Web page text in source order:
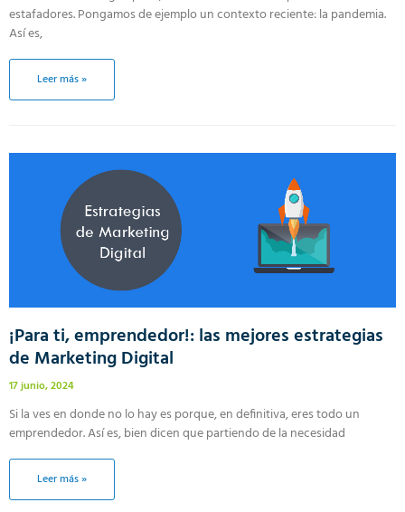
estafadores. Pongamos de ejemplo un contexto reciente: la pandemia.
Así es,
Leer más »
¡Para ti, emprendedor!: las mejores estrategias
de Marketing Digital
17 junio, 2024
Si la ves en donde no lo hay es porque, en definitiva, eres todo un
emprendedor. Así es, bien dicen que partiendo de la necesidad
Leer más »